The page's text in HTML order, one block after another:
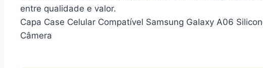
entre qualidade e valor.
Capa Case Celular Compatível Samsung Galaxy A06
Câmera